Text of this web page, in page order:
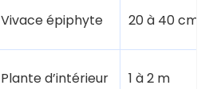
Vivace épiphyte 20 à 40 cm
Plante d’intérieur 1 à 2 m